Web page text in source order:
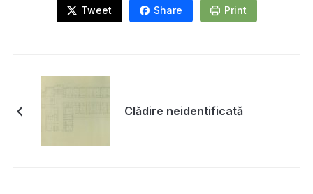
Tweet Share Print
Clădire neidentificată